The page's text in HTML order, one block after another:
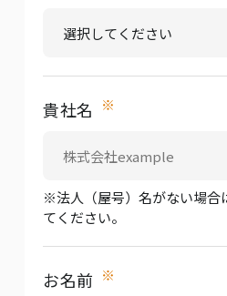
貴社名 ※
※法人（屋号）名がない場合
てください。
お名前 ※